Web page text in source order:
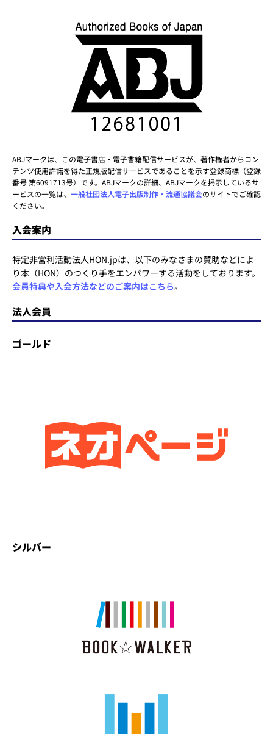
ABJマークは、この電子書店・電子書籍配信サービスが、著作権者からコン
テンツ使用許諾を得た正規版配信サービスであることを示す登録商標（登録
番号 第6091713号）です。ABJマークの詳細、ABJマークを掲示しているサ
ービスの一覧は、 一般社団法人電子出版制作・流通協議会のサイトでご確認
ください。
入会案内
特定非営利活動法人HON.jpは、以下のみなさまの賛助などによ
り本（HON）のつくり手をエンパワーする活動をしております。
会員特典や入会方法などのご案内はこちら。
法人会員
ゴールド
シルバー